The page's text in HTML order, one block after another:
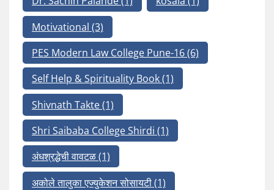
Motivational (3)
PES Modern Law College Pune-16(6)
Self Help & Spirituality Book(1)
Shivnath Takte(1)
Shri Saibaba College Shirdi (1)
अंधश्रद्धेची वावटळ(1)
अकोले तालुका एज्युकेशन सोसायटी(1)